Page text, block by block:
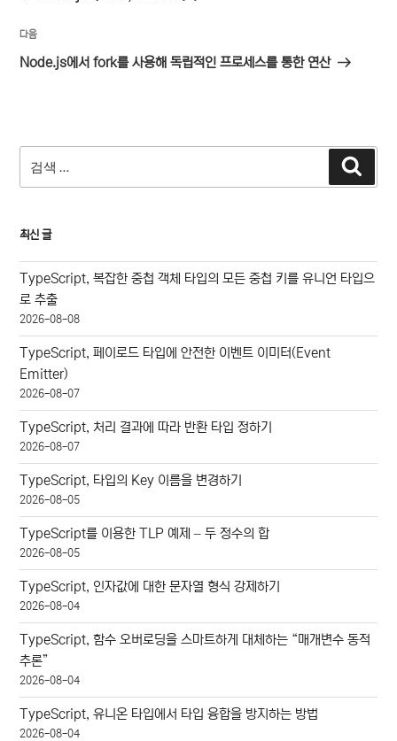
색
다
음
다음
Node.js에서 fork를 사용해 독립적인 프로세스를 통한 연산
색:
색
최신 글
TypeScript, 복잡한 중첩 객체 타입의 모든 중첩 키를 유니언 타입으
로 추출
2026-08-08
TypeScript, 페이로드 타입에 안전한 이벤트 이미터(Event
Emitter)
2026-08-07
TypeScript, 처리 결과에 따라 반환 타입 정하기
2026-08-07
TypeScript, 타입의 Key 이름을 변경하기
2026-08-05
TypeScript를 이용한 TLP 예제 – 두 정수의 합
2026-08-05
TypeScript, 인자값에 대한 문자열 형식 강제하기
2026-08-04
TypeScript, 함수 오버로딩을 스마트하게 대체하는 “매개변수 동적
추론”
2026-08-04
TypeScript, 유니온 타입에서 타입 융합을 방지하는 방법
2026-08-04